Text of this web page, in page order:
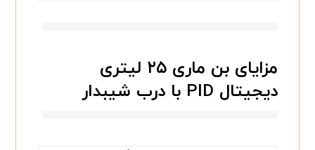
مزایای بن ماری ۲۵ لیتری
دیجیتال PID با درب شیبدار